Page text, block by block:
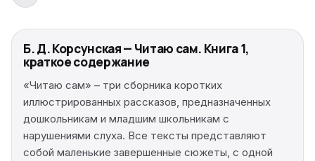
Б. Д. Корсунская — Читаю сам. Книга 1,
краткое содержание
«Читаю сам» – три сборника коротких
иллюстрированных рассказов, предназначенных
дошкольникам и младшим школьникам с
нарушениями слуха. Все тексты представляют
собой маленькие завершенные сюжеты, с одной